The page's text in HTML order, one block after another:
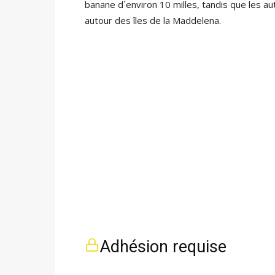
banane d´environ 10 milles, tandis que les
autour des îles de la Maddelena.
Adhésion requise